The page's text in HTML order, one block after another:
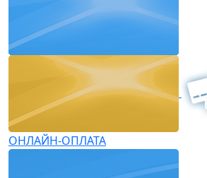
ОНЛАЙН-ОПЛАТА